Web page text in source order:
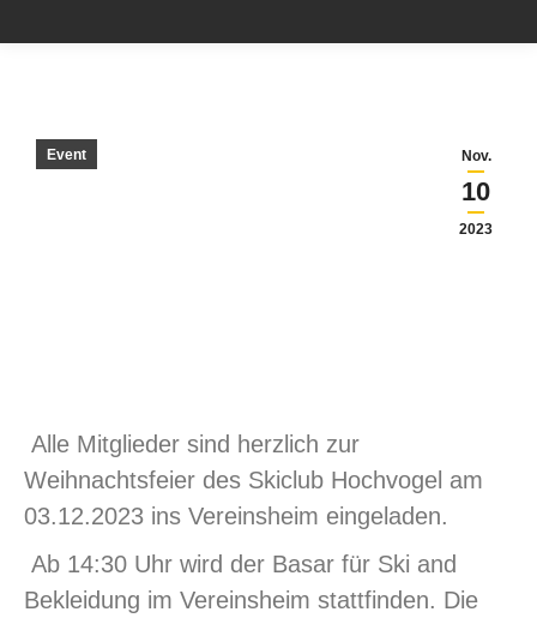
Nov.
10
2023
Event
Alle Mitglieder sind herzlich zur
Weihnachtsfeier des Skiclub Hochvogel am
03.12.2023 ins Vereinsheim eingeladen.
Ab 14:30 Uhr wird der Basar für Ski and
Bekleidung im Vereinsheim stattfinden. Die